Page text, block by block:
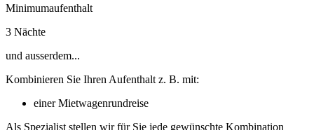
Minimumaufenthalt
3 Nächte
und ausserdem...
Kombinieren Sie Ihren Aufenthalt z. B. mit:
einer Mietwagenrundreise
Als Spezialist stellen wir für Sie jede gewünschte Kombination